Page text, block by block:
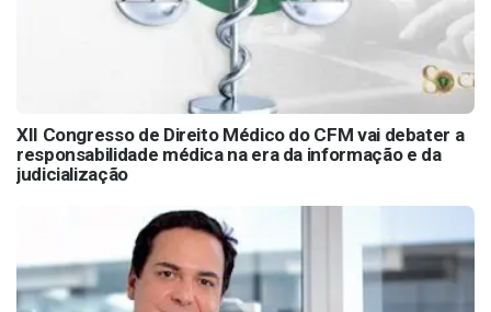
XII Congresso de Direito Médico do CFM vai debater a
responsabilidade médica na era da informação e da
judicialização